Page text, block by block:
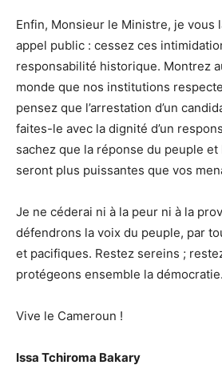
Enfin, Monsieur le Ministre, je vous
appel public : cessez ces
responsabilité historique. Montrez
monde que nos institutions
pensez que l’arrestation d’un
faites-le avec la dignité d’un
sachez que la réponse du peuple
seront plus puissantes que vos
Je ne céderai ni à la peur ni à la
défendrons la voix du peuple, par
et pacifiques. Restez sereins ;
protégeons ensemble la démocratie.
Vive le Cameroun !
Issa Tchiroma Bakary